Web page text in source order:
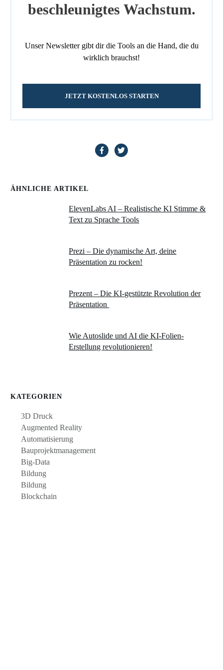
beschleunigtes Wachstum.
Unser Newsletter gibt dir die Tools an die Hand, die du
wirklich brauchst!
JETZT KOSTENLOS STARTEN
ÄHNLICHE ARTIKEL
ElevenLabs AI – Realistische KI Stimme &
Text zu Sprache Tools
Prezi – Die dynamische Art, deine
Präsentation zu rocken!
Prezent – Die KI-gestützte Revolution der
Präsentation
Wie Autoslide und AI die KI-Folien-
Erstellung revolutionieren!
KATEGORIEN
3D Druck
Augmented Reality
Automatisierung
Bauprojektmanagement
Big-Data
Bildung
Bildung
Blockchain